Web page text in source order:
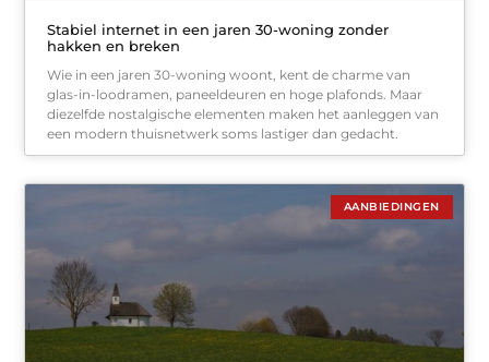
Stabiel internet in een jaren 30-woning zonder
hakken en breken
Wie in een jaren 30-woning woont, kent de charme van
glas-in-loodramen, paneeldeuren en hoge plafonds. Maar
diezelfde nostalgische elementen maken het aanleggen van
een modern thuisnetwerk soms lastiger dan gedacht.
AANBIEDINGEN